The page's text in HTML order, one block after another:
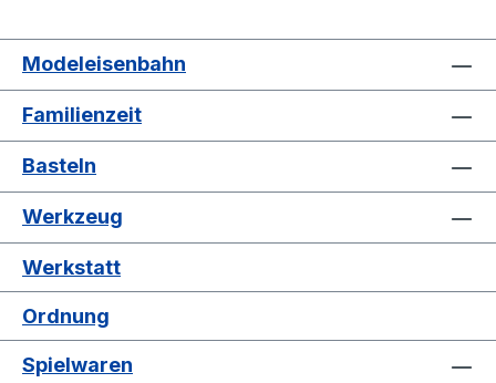
Modeleisenbahn
Familienzeit
Basteln
Werkzeug
Werkstatt
Ordnung
Spielwaren